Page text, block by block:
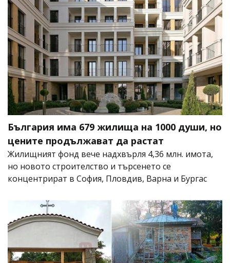
България има 679 жилища на 1000 души, но
цените продължават да растат
Жилищният фонд вече надхвърля 4,36 млн. имота,
но новото строителство и търсенето се
концентрират в София, Пловдив, Варна и Бургас